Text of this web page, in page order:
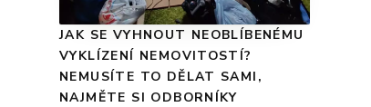
JAK SE VYHNOUT NEOBLÍBENÉMU
VYKLÍZENÍ NEMOVITOSTÍ?
NEMUSÍTE TO DĚLAT SAMI,
NAJMĚTE SI ODBORNÍKY